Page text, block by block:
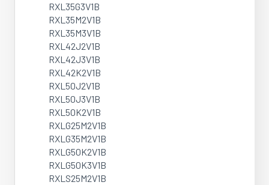
RXL35G3V1B
RXL35M2V1B
RXL35M3V1B
RXL42J2V1B
RXL42J3V1B
RXL42K2V1B
RXL50J2V1B
RXL50J3V1B
RXL50K2V1B
RXLG25M2V1B
RXLG35M2V1B
RXLG50K2V1B
RXLG50K3V1B
RXLS25M2V1B